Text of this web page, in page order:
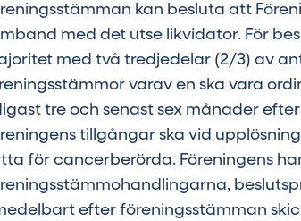
kan besluta att
med det utse likvidator. För
med två tredjedelar (2/3) av
varav en ska vara
tre och senast sex månader
tillgångar ska vid
för cancerberörda. Föreningens
efter föreningsstämman